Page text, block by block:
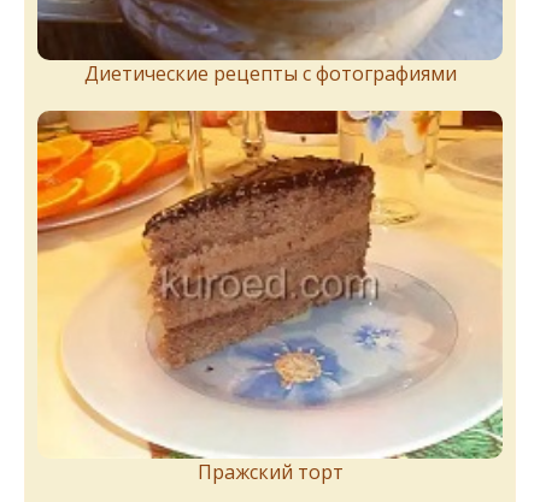
Диетические рецепты с фотографиями
Пражский торт